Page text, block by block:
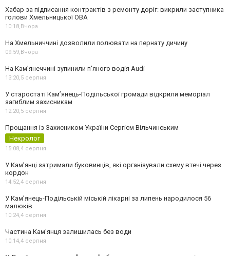
Хабар за підписання контрактів з ремонту доріг: викрили заступника
голови Хмельницької ОВА
10:18,Вчора
На Хмельниччині дозволили полювати на пернату дичину
09:59,Вчора
На Камʼянеччині зупинили п'яного водія Audi
13:20,5 серпня
У старостаті Кам’янець-Подільської громади відкрили меморіал
загиблим захисникам
12:20,5 серпня
Прощання із Захисником України Сергієм Вільчинським
Некролог
15:08,4 серпня
У Кам’янці затримали буковинців, які організували схему втечі через
кордон
14:52,4 серпня
У Кам’янець-Подільській міській лікарні за липень народилося 56
малюків
10:24,4 серпня
Частина Кам'янця залишилась без води
10:14,4 серпня